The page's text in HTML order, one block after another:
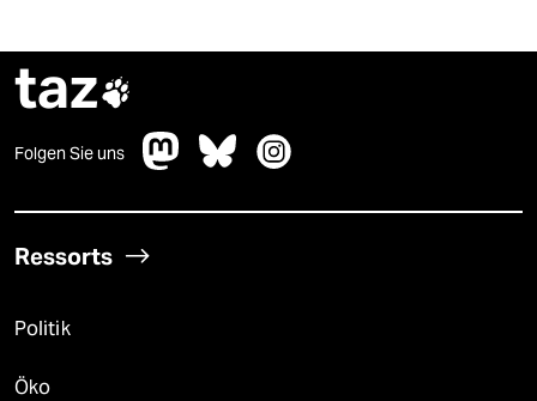
taz
Folgen Sie uns
Ressorts
Politik
Öko